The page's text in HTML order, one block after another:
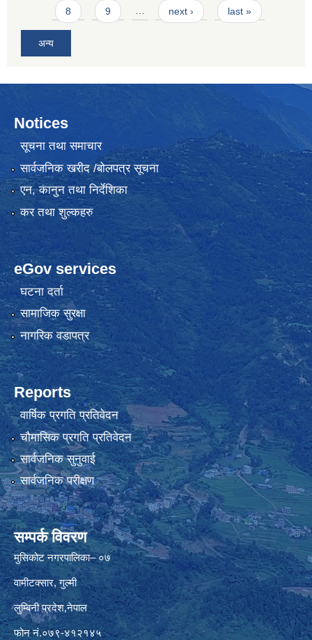
8 9 … next › last »
अन्य
Notices
सूचना तथा समाचार
सार्वजनिक खरीद /बोलपत्र सूचना
एन, कानुन तथा निर्देशिका
कर तथा शुल्कहरु
eGov services
घटना दर्ता
सामाजिक सुरक्षा
नागरिक वडापत्र
Reports
वार्षिक प्रगति प्रतिवेदन
चौमासिक प्रगति प्रतिवेदन
सार्वजनिक सुनुवाई
सार्वजनिक परीक्षण
सम्पर्क विवरण
मुसिकोट नगरपालिका– ०७
वामीटक्सार, गुल्मी
लुम्बिनी प्रदेश,नेपाल
फोन नं.०७९-४१२१४५